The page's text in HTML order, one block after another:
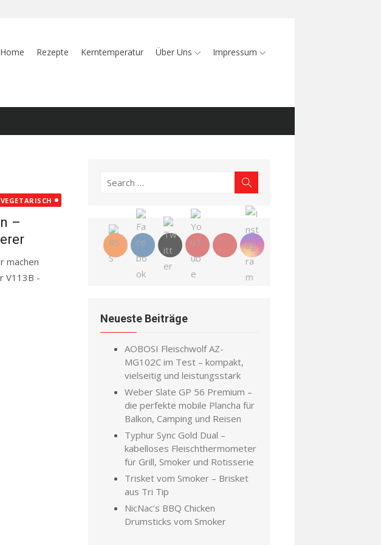
Home Rezepte Kerntemperatur Über Uns Impressum
VEGETARISCH
–
machen
V113B -
Search
Neueste Beiträge
AOBOSI Fleischwolf AZ-
MG102C im Test – kompakt,
vielseitig und leistungsstark
Weber Slate GP 56 Premium –
die perfekte mobile Plancha für
Balkon, Camping und Reisen
Typhur Sync Gold Dual –
kabelloses Fleischthermometer
für Grill, Smoker und Rotisserie
Trisket vom Smoker – Brisket
aus Tri Tip
NicNac’s BBQ Chicken
Drumsticks vom Smoker